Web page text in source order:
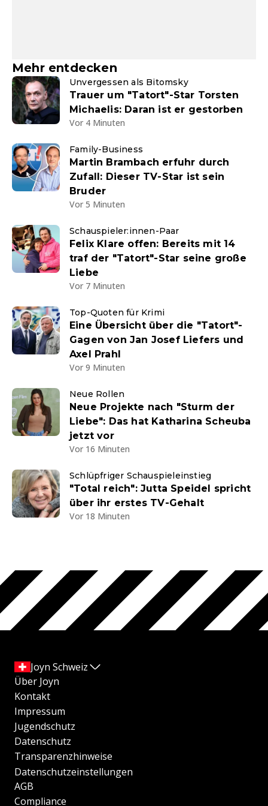
Mehr entdecken
Unvergessen als Bitomsky
Trauer um "Tatort"-Star Torsten
Michaelis: Daran ist er gestorben
Vor 4 Minuten
Family-Business
Martin Brambach erfuhr durch
Zufall: Dieser TV-Star ist sein
Bruder
Vor 5 Minuten
Schauspieler:innen-Paar
Felix Klare offen: Bereits mit 14
traf der "Tatort"-Star seine große
Liebe
Vor 7 Minuten
Top-Quoten für Krimi
Eine Übersicht über die "Tatort"-
Gagen von Jan Josef Liefers und
Axel Prahl
Vor 9 Minuten
Neue Rollen
Neue Projekte nach "Sturm der
Liebe": Das hat Katharina Scheuba
jetzt vor
Vor 16 Minuten
Schlüpfriger Schauspieleinstieg
"Total reich": Jutta Speidel spricht
über ihr erstes TV-Gehalt
Vor 18 Minuten
Joyn Schweiz
Über Joyn
Kontakt
Impressum
Jugendschutz
Datenschutz
Transparenzhinweise
Datenschutzeinstellungen
AGB
Compliance